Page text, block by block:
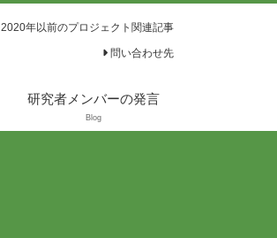
2020年以前のプロジェクト関連記事
問い合わせ先
研究者メンバーの発言
Blog